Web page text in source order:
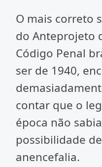
O mais correto
do Anteprojeto
Código Penal
ser de 1940,
contar que o
época não
possibilidade
anencefalia.